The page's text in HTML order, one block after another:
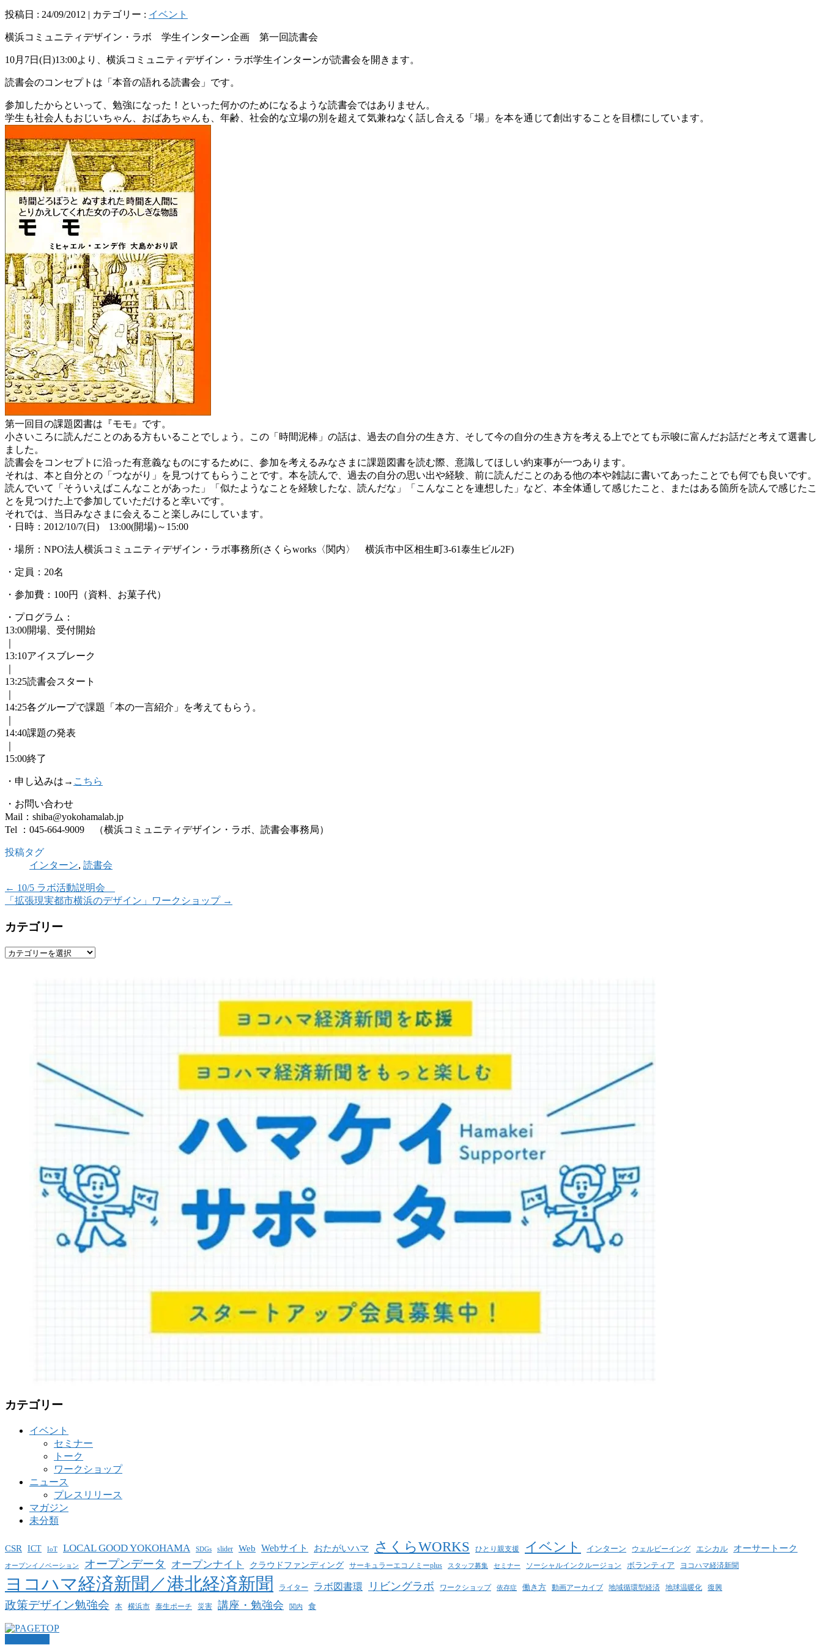
投稿日 : 24/09/2012 | カテゴリー : イベント
横浜コミュニティデザイン・ラボ 学生インターン企画 第一回読書会
10月7日(日)13:00より、横浜コミュニティデザイン・ラボ学生インターンが読書会を開きます。
読書会のコンセプトは「本音の語れる読書会」です。
参加したからといって、勉強になった！といった何かのためになるような読書会ではありません。
学生も社会人もおじいちゃん、おばあちゃんも、年齢、社会的な立場の別を超えて気兼ねなく話し合える「場」を本を通じて創出することを目標にしています。
第一回目の課題図書は『モモ』です。
小さいころに読んだことのある方もいることでしょう。この「時間泥棒」の話は、過去の自分の生き方、そして今の自分の生き方を考える上でとても示唆に富んだお話だと考えて選書し
ました。
読書会をコンセプトに沿った有意義なものにするために、参加を考えるみなさまに課題図書を読む際、意識してほしい約束事が一つあります。
それは、本と自分との「つながり」を見つけてもらうことです。本を読んで、過去の自分の思い出や経験、前に読んだことのある他の本や雑誌に書いてあったことでも何でも良いです。
読んでいて「そういえばこんなことがあった」「似たようなことを経験したな、読んだな」「こんなことを連想した」など、本全体通して感じたこと、またはある箇所を読んで感じたこ
とを見つけた上で参加していただけると幸いです。
それでは、当日みなさまに会えること楽しみにしています。
・日時：2012/10/7(日) 13:00(開場)～15:00
・場所：NPO法人横浜コミュニティデザイン・ラボ事務所(さくらworks〈関内〉 横浜市中区相生町3-61泰生ビル2F)
・定員：20名
・参加費：100円（資料、お菓子代）
・プログラム：
13:00開場、受付開始
13:10アイスブレーク
13:25読書会スタート
14:25各グループで課題「本の一言紹介」を考えてもらう。
14:40課題の発表
15:00終了
・申し込みは→ こちら
・お問い合わせ
Mail：shiba@yokohamalab.jp
Tel ：045-664-9009 （横浜コミュニティデザイン・ラボ、読書会事務局）
投稿タグ
インターン, 読書会
← 10/5 ラボ活動説明会
「拡張現実都市横浜のデザイン」ワークショップ →
カテゴリー
カ
カテゴリー
イベント
セミナー
トーク
ワークショップ
ニュース
プレスリリース
マガジン
未分類
CSR ICT IoT LOCAL GOOD YOKOHAMA SDGs slider Web Webサイト おたがいハマ さくらWORKS ひとり親支援 イベント インターン ウェルビーイング エシカル オーサートーク
オープンイノベーション オープンデータ オープンナイト クラウドファンディング サーキュラーエコノミーplus スタッフ募集 セミナー ソーシャルインクルージョン ボランティア ヨコハマ経済新聞
ヨコハマ経済新聞／港北経済新聞 ライター ラボ図書環 リビングラボ ワークショップ 依存症 働き方 動画アーカイブ 地域循環型経済 地球温暖化 復興
政策デザイン勉強会 本 横浜市 泰生ポーチ 災害 講座・勉強会 関内 食